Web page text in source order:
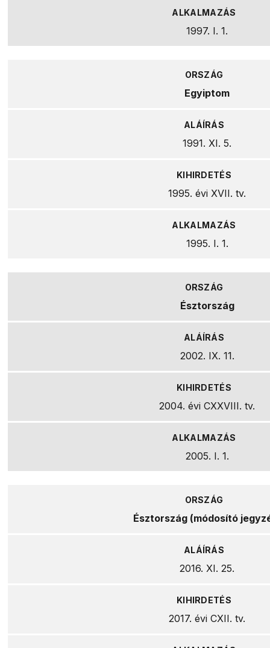
1997. I. 1.
Egyiptom
1991. XI. 5.
1995. évi XVII. tv.
1995. I. 1.
Észtország
2002. IX. 11.
2004. évi CXXVIII. tv.
2005. I. 1.
Észtország (módosító
2016. XI. 25.
2017. évi CXII. tv.